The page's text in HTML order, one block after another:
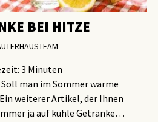
BEI HITZE
3 Minuten
man im Sommer warme
weiterer Artikel, der Ihnen
ja auf kühle Getränke…